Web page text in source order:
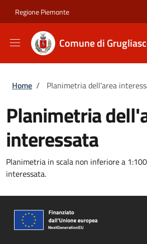
Regione Piemonte
Comune di
Briciole di pane
Home / Planimetria dell'area
Planimetria
interessata
Planimetria in scala non inferiore a
interessata.